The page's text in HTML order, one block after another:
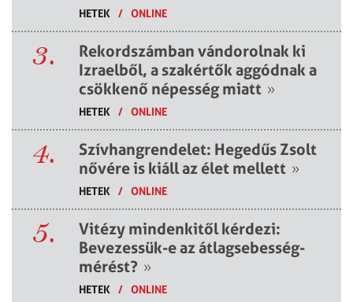
HETEK / ONLINE
3.
Rekordszámban vándorolnak ki
Izraelből, a szakértők aggódnak a
csökkenő népesség miatt »
HETEK / ONLINE
4.
Szívhangrendelet: Hegedűs Zsolt
nővére is kiáll az élet mellett »
HETEK / ONLINE
5.
Vitézy mindenkitől kérdezi:
Bevezessük-e az átlagsebesség-
mérést? »
HETEK / ONLINE